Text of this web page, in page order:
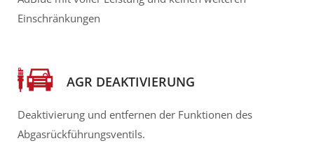
Einschränkungen
AGR DEAKTIVIERUNG
Deaktivierung und entfernen der Funktionen des
Abgasrückführungsventils.